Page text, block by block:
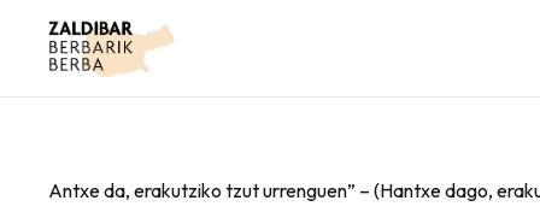
Antxe da, erakutziko tzut urrenguen” – (Hantxe dago,